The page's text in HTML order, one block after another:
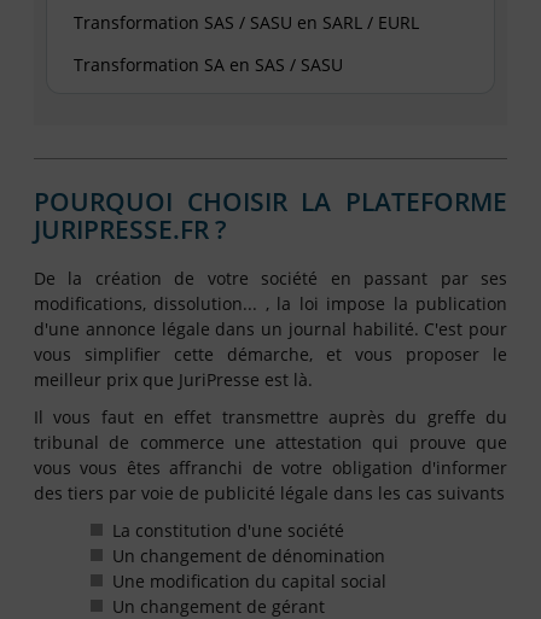
Transformation SAS / SASU en SARL / EURL
Transformation SA en SAS / SASU
POURQUOI CHOISIR LA PLATEFORME
JURIPRESSE.FR ?
De la création de votre société en passant par ses
modifications, dissolution... , la loi impose la publication
d'une annonce légale dans un journal habilité. C'est pour
vous simplifier cette démarche, et vous proposer le
meilleur prix que JuriPresse est là.
Il vous faut en effet transmettre auprès du greffe du
tribunal de commerce une attestation qui prouve que
vous vous êtes affranchi de votre obligation d'informer
des tiers par voie de publicité légale dans les cas suivants
La constitution d'une société
Un changement de dénomination
Une modification du capital social
Un changement de gérant